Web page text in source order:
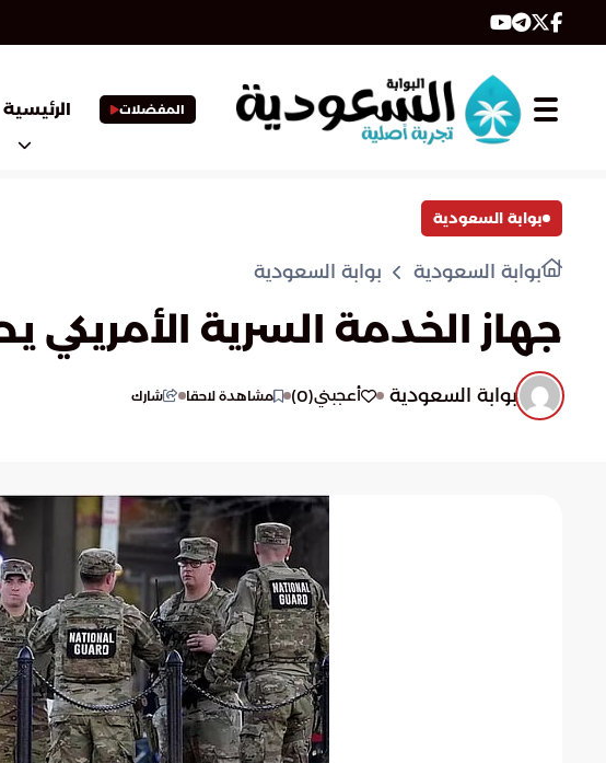
المفضلات الرئيسية
بوابة السعودية
بوابة السعودية بوابة السعودية
جهاز الخدمة السرية
بوابة السعودية أعجبني(
0
) مشاهدة لاحقا شارك